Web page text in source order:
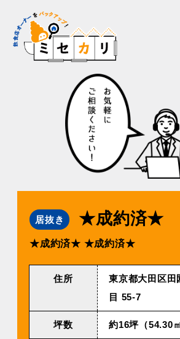
居抜き ★成約済★
★成約済★ ★成約済★
住所
東京都⼤⽥区⽥
⽬ 55-7
坪数 約16坪（54.30㎡